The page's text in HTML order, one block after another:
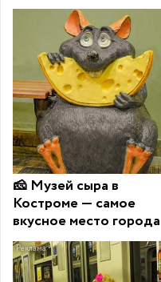
🧀 Музей сыра в
Костроме — самое
вкусное место города